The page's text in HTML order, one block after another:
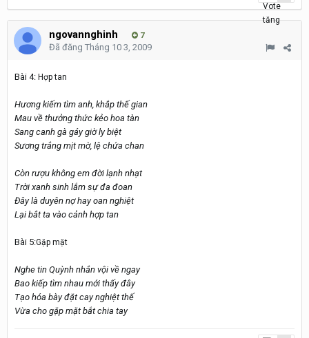
ngovannghinh 7
Đã đăng Tháng 10 3, 2009
Bài 4: Hợp tan
Hương kiếm tìm anh, khắp thế gian
Mau về thưởng thức kẻo hoa tàn
Sang canh gà gáy giờ ly biệt
Sương trắng mịt mờ, lệ chứa chan
Còn rượu không em đời lạnh nhạt
Trời xanh sinh lắm sự đa đoan
Đây là duyên nợ hay oan nghiệt
Lại bắt ta vào cảnh hợp tan
Bài 5:Gặp mặt
Nghe tin Quỳnh nhắn vội về ngay
Bao kiếp tìm nhau mới thấy đây
Tạo hóa bày đặt cay nghiệt thế
Vừa cho gặp mặt bắt chia tay